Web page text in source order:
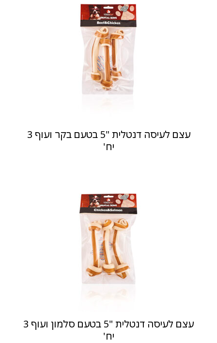
עצם לעיסה דנטלית "5 בטעם בקר ועוף 3
יח'
עצם לעיסה דנטלית "5 בטעם סלמון ועוף 3
יח'